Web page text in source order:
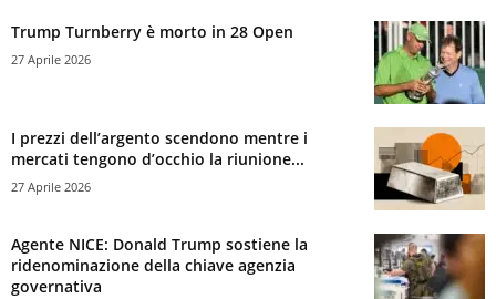
Trump Turnberry è morto in 28 Open
27 Aprile 2026
I prezzi dell’argento scendono mentre i
mercati tengono d’occhio la riunione...
27 Aprile 2026
Agente NICE: Donald Trump sostiene la
ridenominazione della chiave agenzia
governativa